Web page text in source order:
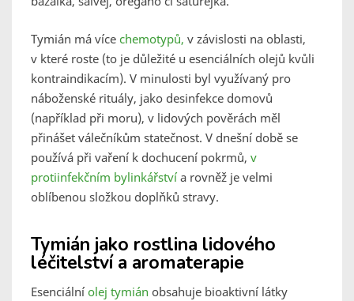
Tymián má více chemotypů, v závislosti na oblasti,
v které roste (to je důležité u esenciálních olejů kvůli
kontraindikacím). V minulosti byl využívaný pro
náboženské rituály, jako desinfekce domovů
(například při moru), v lidových pověrách měl
přinášet válečníkům statečnost. V dnešní době se
používá při vaření k dochucení pokrmů, v
protiinfekčním bylinkářství a rovněž je velmi
oblíbenou složkou doplňků stravy.
Tymián jako rostlina lidového
léčitelství a aromaterapie
Esenciální olej tymián obsahuje bioaktivní látky